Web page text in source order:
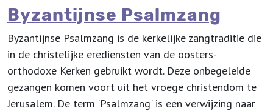
Byzantijnse Psalmzang
Byzantijnse Psalmzang is de kerkelijke zangtraditie die
in de christelijke erediensten van de oosters-
orthodoxe Kerken gebruikt wordt. Deze onbegeleide
gezangen komen voort uit het vroege christendom te
Jerusalem. De term 'Psalmzang' is een verwijzing naar